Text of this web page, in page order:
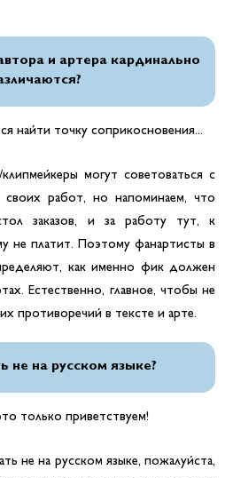
и артера кардинально
найти точку соприкосновения...
могут советоваться с
своих работ, но напоминаем, что
заказов, и за работу тут, к
не платит. Поэтому фанартисты в
как именно фик должен
Естественно, главное, чтобы не
противоречий в тексте и арте.
не на русском языке?
только приветствуем!
не на русском языке, пожалуйста,